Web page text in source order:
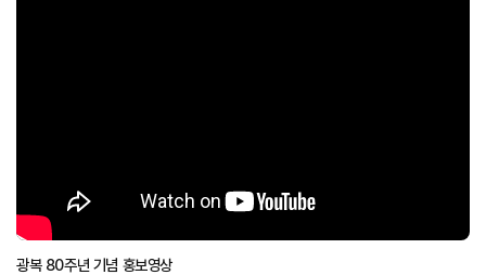
광복 80주년 기념 홍보영상